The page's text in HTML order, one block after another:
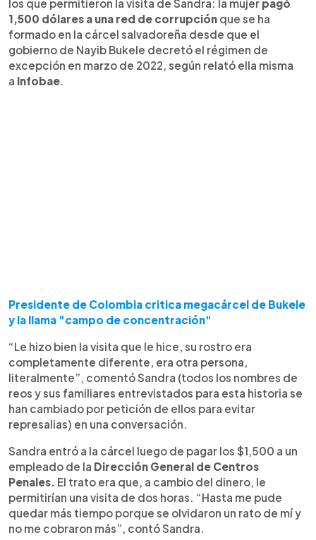
los que permitieron la visita de Sandra: la mujer pagó
1,500 dólares a una red de corrupción que se ha
formado en la cárcel salvadoreña desde que el
gobierno de Nayib Bukele decretó el régimen de
excepción en marzo de 2022, según relató ella misma
a Infobae
Presidente de Colombia critica megacárcel de Bukele
y la llama "campo de concentración"
“Le hizo bien la visita que le hice, su rostro era
completamente diferente, era otra persona,
literalmente”, comentó Sandra (todos los nombres de
reos y sus familiares entrevistados para esta historia se
han cambiado por petición de ellos para evitar
represalias) en una conversación.
Sandra entró a la cárcel luego de pagar los $1,500 a un
empleado de la Dirección General de Centros
Penales. El trato era que, a cambio del dinero, le
permitirían una visita de dos horas. “Hasta me pude
quedar más tiempo porque se olvidaron un rato de mí y
no me cobraron más”, contó Sandra.